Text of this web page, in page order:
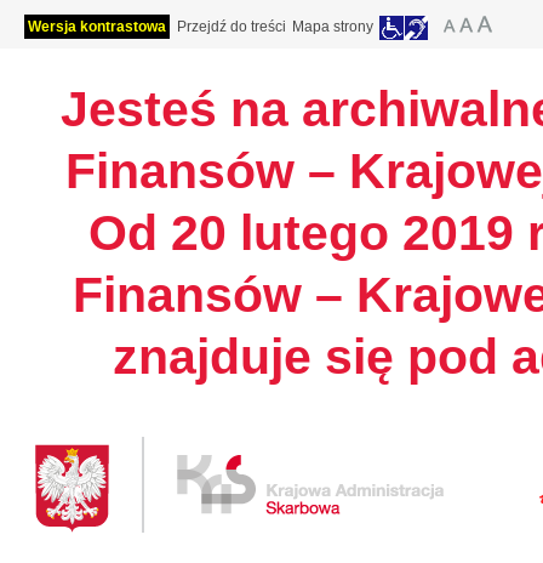
Wersja kontrastowa Przejdź do treści Mapa strony
Jesteś na
Finansów –
Od 20 lutego 2019
Finansów –
znajduje się pod